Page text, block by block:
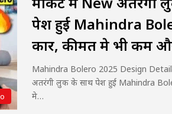
पेश हुई Mahindra
कार, कीमत मे भी कम
Mahindra Bolero 2025 Design
अतरंगी लुक के साथ पेश हुई Mahindra
मे…